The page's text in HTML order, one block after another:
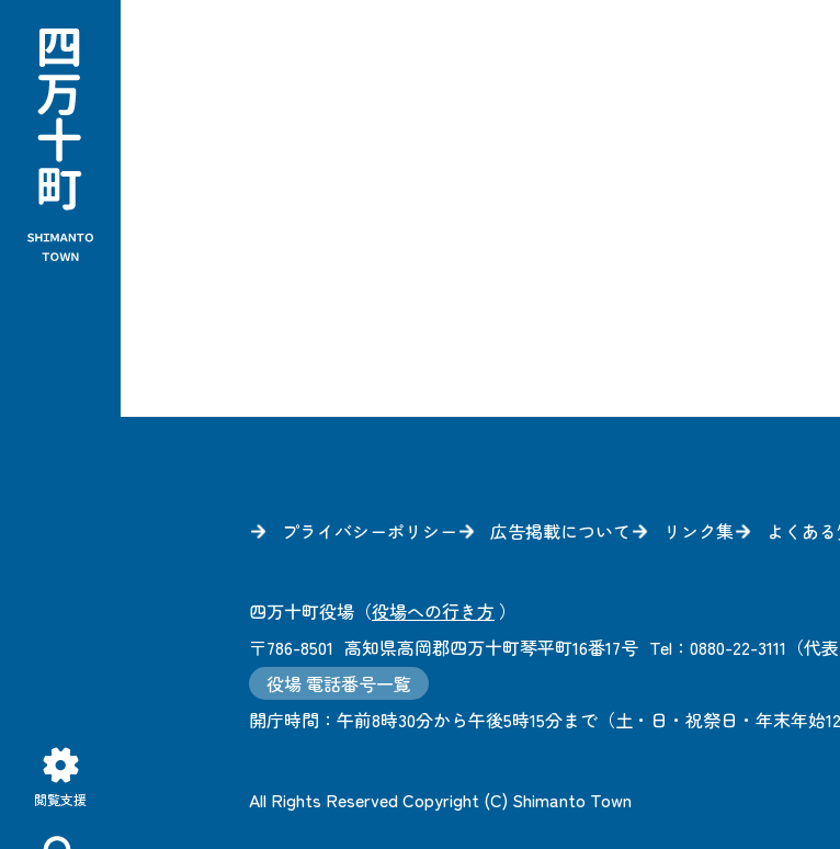
閲覧支援
プライバシーポリシー 広告掲載について リンク集 よくある
四万十町役場 （役場への行き方 ）
〒786-8501 高知県高岡郡四万十町琴平町16番17号 Tel：0880-22-3111（代表
役場 電話番号一覧
開庁時間： 午前8時30分から午後5時15分まで （土・日・祝祭日・年末年始
All Rights Reserved Copyright (C) Shimanto Town